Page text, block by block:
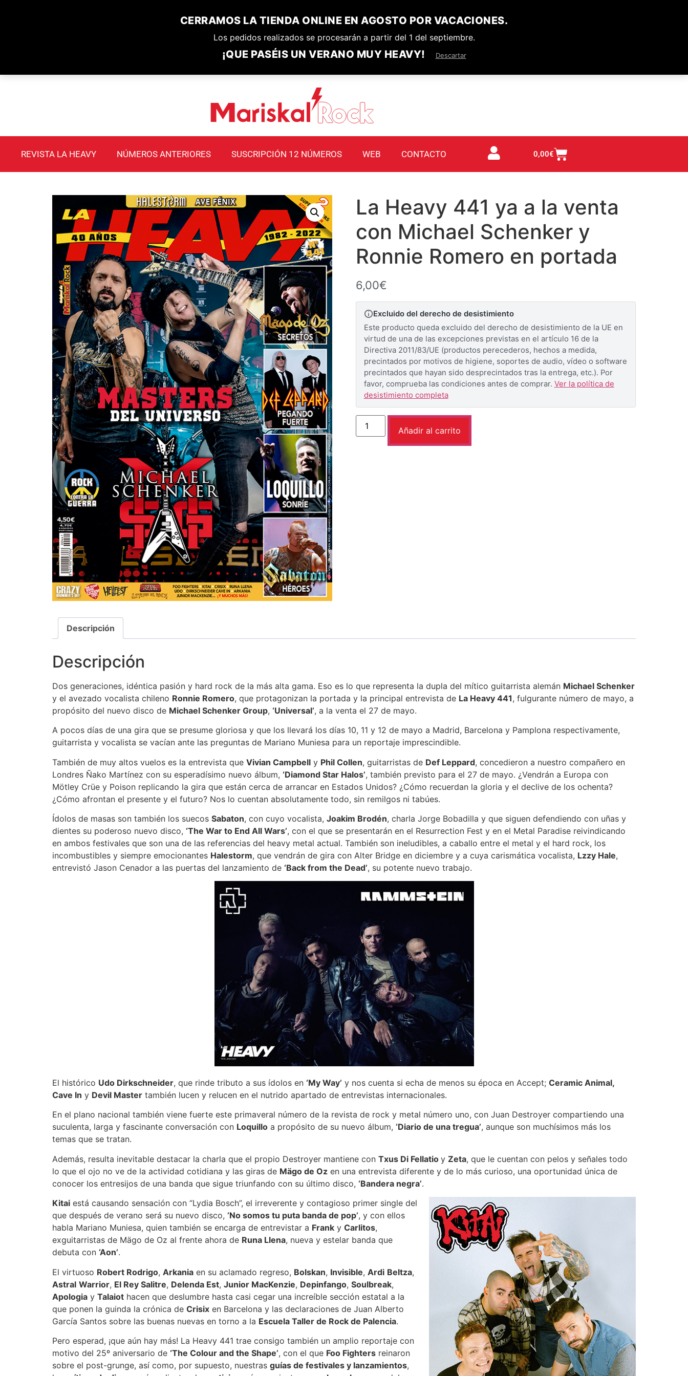
CERRAMOS LA TIENDA ONLINE EN AGOSTO POR VACACIONES.
Los pedidos realizados se procesarán a partir del 1 del septiembre.
¡QUE PASÉIS UN VERANO MUY HEAVY! Descartar
REVISTA LA HEAVY NÚMEROS ANTERIORES SUSCRIPCIÓN 12 NÚMEROS WEB CONTACTO 0,00€
La Heavy 441 ya a la venta
con Michael Schenker y
Ronnie Romero en portada
6,00€
Excluido del derecho de desistimiento
Este producto queda excluido del derecho de desistimiento de la UE en
virtud de una de las excepciones previstas en el artículo 16 de la
Directiva 2011/83/UE (productos perecederos, hechos a medida,
precintados por motivos de higiene, soportes de audio, vídeo o software
precintados que hayan sido desprecintados tras la entrega, etc.). Por
favor, comprueba las condiciones antes de comprar. Ver la política de
desistimiento completa
Añadir al carrito
Descripción
Descripción
Dos generaciones, idéntica pasión y hard rock de la más alta gama. Eso es lo que representa la dupla del mítico guitarrista alemán Michael Schenker
y el avezado vocalista chileno Ronnie Romero, que protagonizan la portada y la principal entrevista de La Heavy 441, fulgurante número de mayo, a
propósito del nuevo disco de Michael Schenker Group, ‘Universal’, a la venta el 27 de mayo.
A pocos días de una gira que se presume gloriosa y que los llevará los días 10, 11 y 12 de mayo a Madrid, Barcelona y Pamplona respectivamente,
guitarrista y vocalista se vacían ante las preguntas de Mariano Muniesa para un reportaje imprescindible.
También de muy altos vuelos es la entrevista que Vivian Campbell y Phil Collen, guitarristas de Def Leppard, concedieron a nuestro compañero en
Londres Ñako Martínez con su esperadísimo nuevo álbum, ‘Diamond Star Halos’, también previsto para el 27 de mayo. ¿Vendrán a Europa con
Mötley Crüe y Poison replicando la gira que están cerca de arrancar en Estados Unidos? ¿Cómo recuerdan la gloria y el declive de los ochenta?
¿Cómo afrontan el presente y el futuro? Nos lo cuentan absolutamente todo, sin remilgos ni tabúes.
Ídolos de masas son también los suecos Sabaton, con cuyo vocalista, Joakim Brodén, charla Jorge Bobadilla y que siguen defendiendo con uñas y
dientes su poderoso nuevo disco, ‘The War to End All Wars’, con el que se presentarán en el Resurrection Fest y en el Metal Paradise reivindicando
en ambos festivales que son una de las referencias del heavy metal actual. También son ineludibles, a caballo entre el metal y el hard rock, los
incombustibles y siempre emocionantes Halestorm, que vendrán de gira con Alter Bridge en diciembre y a cuya carismática vocalista, Lzzy Hale,
entrevistó Jason Cenador a las puertas del lanzamiento de ‘Back from the Dead’, su potente nuevo trabajo.
El histórico Udo Dirkschneider, que rinde tributo a sus ídolos en ‘My Way’ y nos cuenta si echa de menos su época en Accept; Ceramic Animal,
Cave In y Devil Master también lucen y relucen en el nutrido apartado de entrevistas internacionales.
En el plano nacional también viene fuerte este primaveral número de la revista de rock y metal número uno, con Juan Destroyer compartiendo una
suculenta, larga y fascinante conversación con Loquillo a propósito de su nuevo álbum, ‘Diario de una tregua’, aunque son muchísimos más los
temas que se tratan.
Además, resulta inevitable destacar la charla que el propio Destroyer mantiene con Txus Di Fellatio y Zeta, que le cuentan con pelos y señales todo
lo que el ojo no ve de la actividad cotidiana y las giras de Mägo de Oz en una entrevista diferente y de lo más curioso, una oportunidad única de
conocer los entresijos de una banda que sigue triunfando con su último disco, ‘Bandera negra’.
Kitai está causando sensación con “Lydia Bosch”, el irreverente y contagioso primer single del
que después de verano será su nuevo disco, ‘No somos tu puta banda de pop’, y con ellos
habla Mariano Muniesa, quien también se encarga de entrevistar a Frank y Carlitos,
exguitarristas de Mägo de Oz al frente ahora de Runa Llena, nueva y estelar banda que
debuta con ‘Aon’.
El virtuoso Robert Rodrigo, Arkania en su aclamado regreso, Bolskan, Invisible, Ardi Beltza,
Astral Warrior, El Rey Salitre, Delenda Est, Junior MacKenzie, Depinfango, Soulbreak,
Apologia y Talaiot hacen que deslumbre hasta casi cegar una increíble sección estatal a la
que ponen la guinda la crónica de Crisix en Barcelona y las declaraciones de Juan Alberto
García Santos sobre las buenas nuevas en torno a la Escuela Taller de Rock de Palencia.
Pero esperad, ¡que aún hay más! La Heavy 441 trae consigo también un amplio reportaje con
motivo del 25º aniversario de ‘The Colour and the Shape’, con el que Foo Fighters reinaron
sobre el post-grunge, así como, por supuesto, nuestras guías de festivales y lanzamientos,